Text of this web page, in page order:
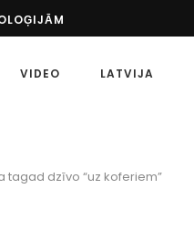
PASĀKUMS: UZZINIET
VIDEO LATVIJA
tagad dzīvo “uz koferiem”